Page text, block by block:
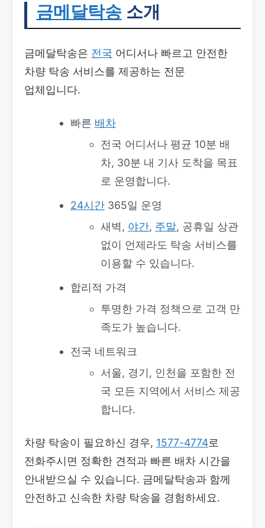
금메달탁송 소개
금메달탁송은 전국 어디서나 빠르고 안전한
차량 탁송 서비스를 제공하는 전문
업체입니다.
빠른 배차
전국 어디서나 평균 10분 배
차, 30분 내 기사 도착을 목표
로 운영합니다.
24시간365일 운영
새벽, 야간, 주말, 공휴일 상관
없이 언제라도 탁송 서비스를
이용할 수 있습니다.
합리적 가격
투명한 가격 정책으로 고객 만
족도가 높습니다.
전국 네트워크
서울, 경기, 인천을 포함한 전
국 모든 지역에서 서비스 제공
합니다.
차량 탁송이 필요하신 경우, 1577-4774로
전화주시면 정확한 견적과 빠른 배차 시간을
안내받으실 수 있습니다. 금메달탁송과 함께
안전하고 신속한 차량 탁송을 경험하세요.